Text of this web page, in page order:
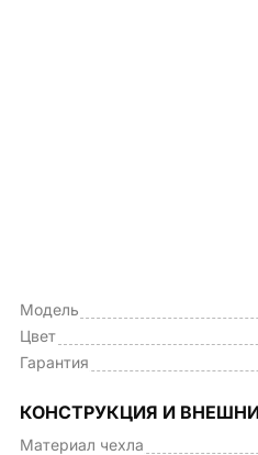
Модель
Цвет
Гарантия
КОНСТРУКЦИЯ И
Материал чехла